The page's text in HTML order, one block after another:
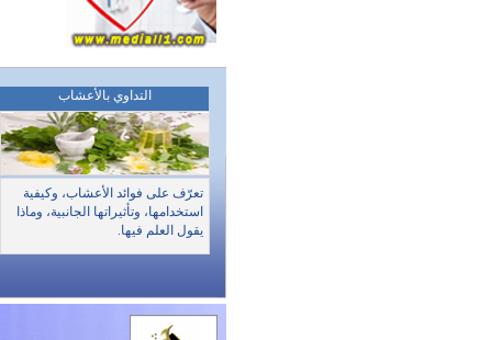
التداوي بالأعشاب
تعرّف على فوائد الأعشاب، وكيفية
استخدامها، وتأثيراتها الجانبية، وماذا
يقول العلم فيها.